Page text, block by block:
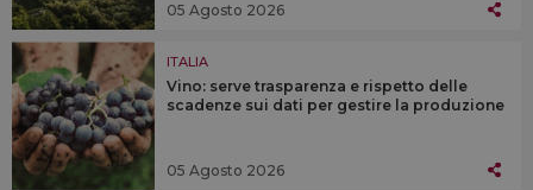
05 Agosto 2026
ITALIA
Vino: serve trasparenza e rispetto delle
scadenze sui dati per gestire la produzione
05 Agosto 2026